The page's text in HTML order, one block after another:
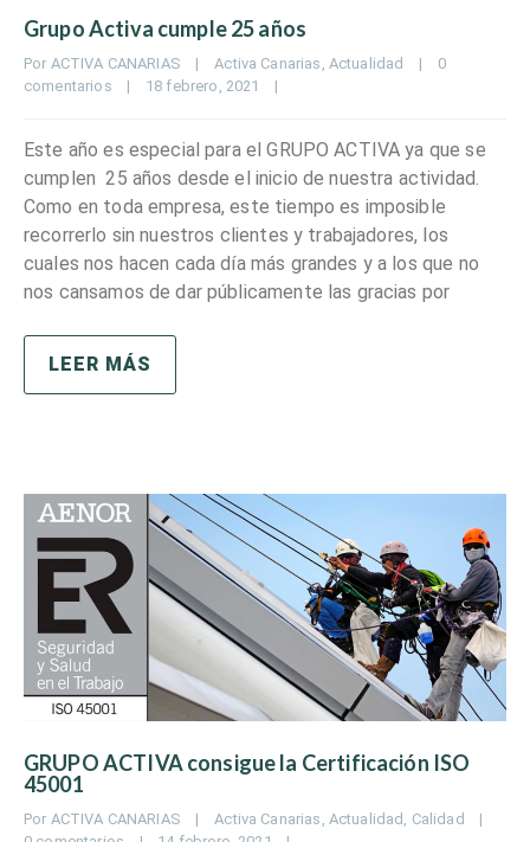
Grupo Activa cumple 25 años
Por ACTIVA CANARIAS | Activa Canarias Actualidad |
0
comentarios
| 18 febrero, 2021 |
Este año es especial para el GRUPO ACTIVA ya que se
cumplen 25 años desde el inicio de nuestra actividad.
Como en toda empresa, este tiempo es imposible
recorrerlo sin nuestros clientes y trabajadores, los
cuales nos hacen cada día más grandes y a los que no
nos cansamos de dar públicamente las gracias por
LEER MÁS
GRUPO ACTIVA consigue la Certificación ISO
45001
Por ACTIVA CANARIAS | Activa Canarias , Actualidad , Calidad
|